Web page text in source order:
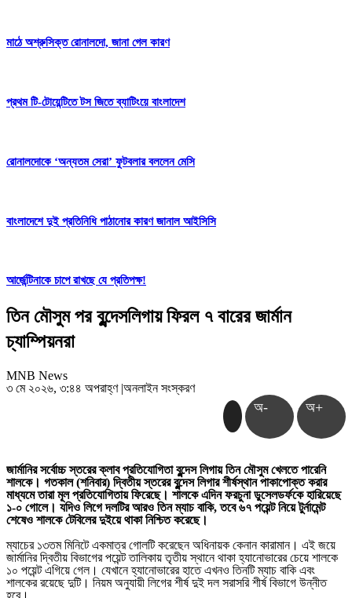
মাঠে অশ্রুসিক্ত রোনালদো, জানা গেল কারণ
প্রথম টি-টোয়েন্টিতে টস জিতে ব্যাটিংয়ে বাংলাদেশ
রোনালদোকে ‘অন্যতম সেরা’ ফুটবলার বললেন মেসি
বাংলাদেশে দুই প্রতিনিধি পাঠানোর কারণ জানাল আইসিসি
আর্জেন্টিনাকে চাপে রাখছে যে প্রতিপক্ষ!
তিন মৌসুম পর বুন্দেসলিগায় ফিরল ৭ বারের জার্মান
চ্যাম্পিয়নরা
MNB News
৩ মে ২০২৬, ৩:৪৪ অপরাহ্ণ |অনলাইন সংস্করণ
অ- অ+
জার্মানির সর্বোচ্চ স্তরের ক্লাব প্রতিযোগিতা বুন্দেস লিগায় তিন মৌসুম খেলতে পারেনি
শালকে। গতকাল (শনিবার) দ্বিতীয় স্তরের বুন্দেস লিগার শীর্ষস্থান পাকাপোক্ত করার
মাধ্যমে তারা মূল প্রতিযোগিতায় ফিরেছে। শালকে এদিন ফরচুনা ডুসেলডর্ফকে হারিয়েছে
১-০ গোলে। যদিও লিগে দলটির আরও তিন ম্যাচ বাকি, তবে ৬৭ পয়েন্ট নিয়ে টুর্নামেন্ট
শেষেও শালকে টেবিলের দুইয়ে থাকা নিশ্চিত করেছে।
ম্যাচের ১৩তম মিনিটে একমাত্র গোলটি করেছেন অধিনায়ক কেনান কারামান। এই জয়ে
জার্মানির দ্বিতীয় বিভাগের পয়েন্ট তালিকায় তৃতীয় স্থানে থাকা হ্যানোভারের চেয়ে শালকে
১০ পয়েন্ট এগিয়ে গেল। যেখানে হ্যানোভারের হাতে এখনও তিনটি ম্যাচ বাকি এবং
শালকের রয়েছে দুটি। নিয়ম অনুযায়ী লিগের শীর্ষ দুই দল সরাসরি শীর্ষ বিভাগে উন্নীত